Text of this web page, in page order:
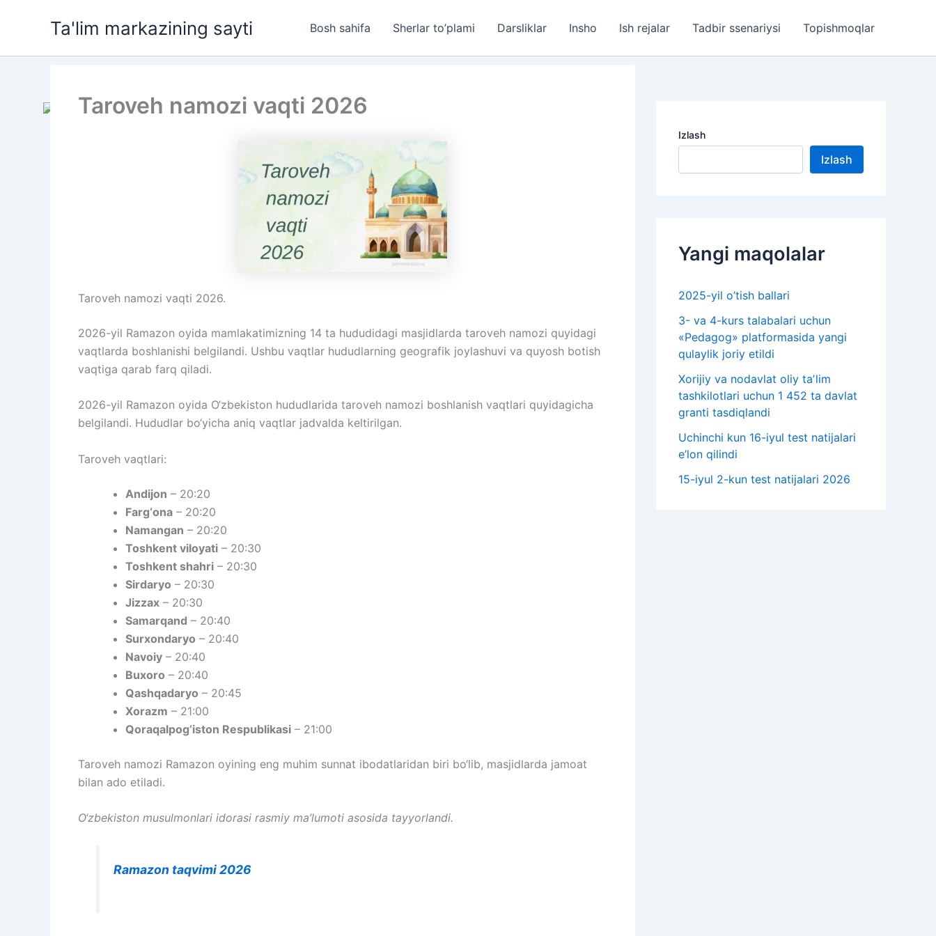
Ta'lim markazining sayti Bosh sahifa Sherlar to’plami Darsliklar Insho Ish rejalar Tadbir ssenariysi Topishmoqlar
Taroveh namozi vaqti 2026
Taroveh namozi vaqti 2026.
2026-yil Ramazon oyida mamlakatimizning 14 ta hududidagi masjidlarda taroveh namozi quyidagi
vaqtlarda boshlanishi belgilandi. Ushbu vaqtlar hududlarning geografik joylashuvi va quyosh botish
vaqtiga qarab farq qiladi.
2026-yil Ramazon oyida O‘zbekiston hududlarida taroveh namozi boshlanish vaqtlari quyidagicha
belgilandi. Hududlar bo‘yicha aniq vaqtlar jadvalda keltirilgan.
Taroveh vaqtlari:
Andijon – 20:20
Farg‘ona – 20:20
Namangan – 20:20
Toshkent viloyati – 20:30
Toshkent shahri – 20:30
Sirdaryo – 20:30
Jizzax – 20:30
Samarqand – 20:40
Surxondaryo – 20:40
Navoiy – 20:40
Buxoro – 20:40
Qashqadaryo – 20:45
Xorazm – 21:00
Qoraqalpog‘iston Respublikasi – 21:00
Taroveh namozi Ramazon oyining eng muhim sunnat ibodatlaridan biri bo‘lib, masjidlarda jamoat
bilan ado etiladi.
O‘zbekiston musulmonlari idorasi rasmiy ma’lumoti asosida tayyorlandi.
Ramazon taqvimi 2026
Izlash
Izlash
Yangi maqolalar
2025-yil o’tish ballari
3- va 4-kurs talabalari uchun
«Pedagog» platformasida yangi
qulaylik joriy etildi
Xorijiy va nodavlat oliy taʼlim
tashkilotlari uchun 1 452 ta davlat
granti tasdiqlandi
Uchinchi kun 16-iyul test natijalari
e’lon qilindi
15-iyul 2-kun test natijalari 2026